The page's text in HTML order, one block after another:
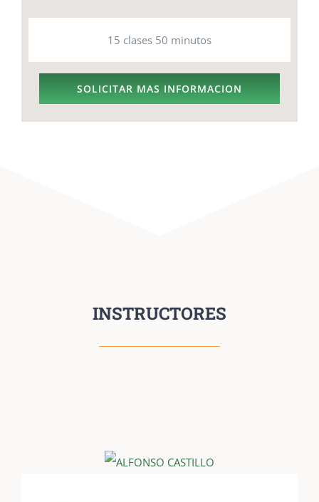
15 clases 50 minutos
SOLICITAR MAS INFORMACION
INSTRUCTORES